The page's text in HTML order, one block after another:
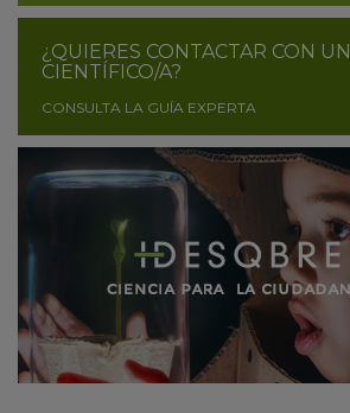
¿QUIERES CONTACTAR CON UN
CIENTÍFICO/A?
CONSULTA LA GUÍA EXPERTA